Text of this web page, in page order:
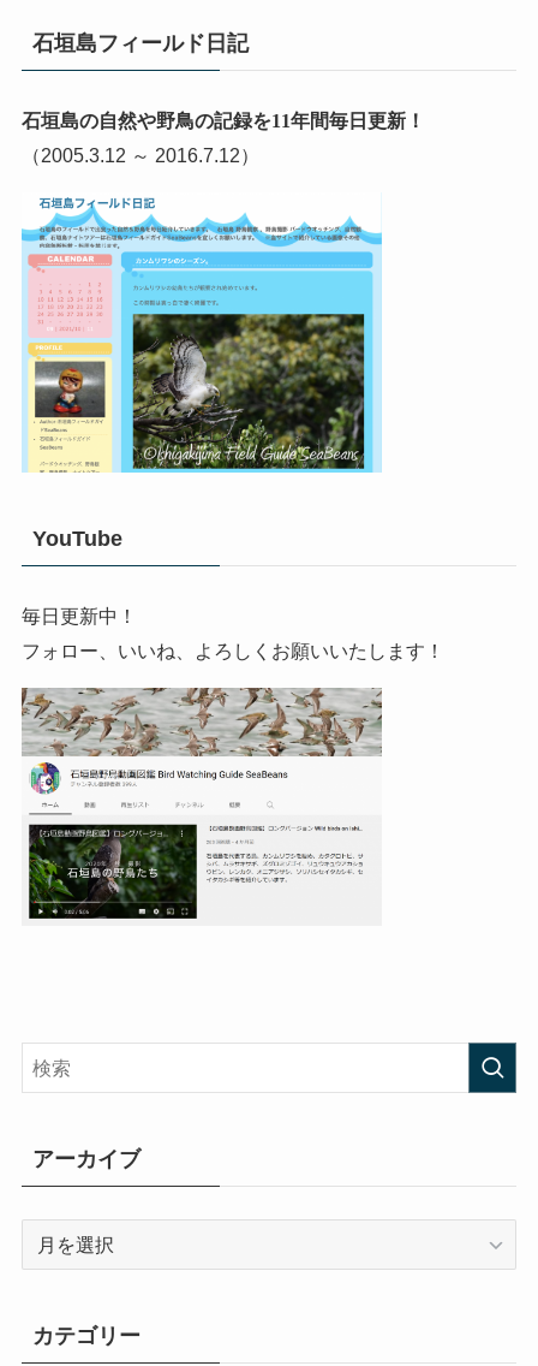
石垣島フィールド日記
石垣島の自然や野鳥の記録を11年間毎日更新！
（2005.3.12 ～ 2016.7.12）
YouTube
毎日更新中！
フォロー、いいね、よろしくお願いいたします！
アーカイブ
ブ
カテゴリー